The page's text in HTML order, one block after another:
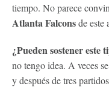
tiempo. No parece
AtlantaFalconsde este
¿Pueden sostener este
no tengo idea. A veces
y después de tres